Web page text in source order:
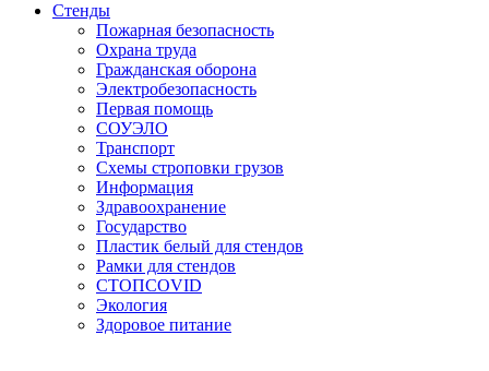
Стенды
Пожарная безопасность
Охрана труда
Гражданская оборона
Электробезопасность
Первая помощь
СОУЭЛО
Транспорт
Схемы строповки грузов
Информация
Здравоохранение
Государство
Пластик белый для стендов
Рамки для стендов
СТОПCOVID
Экология
Здоровое питание